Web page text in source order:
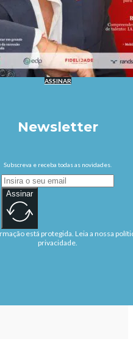
ASSINAR
Newsletter
Subscreva e receba todas as novidades.
Assinar
está protegida. Leia a nossa
privacidade.